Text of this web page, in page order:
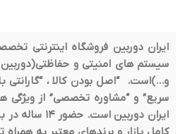
ایران دوربین فروشگاه اینترنتی
سیستم های امنیتی و حفاظتی(دوربین
و…)است. “اصل بودن کالا ، “گارانتی
سریع” و “مشاوره تخصصی” از ویژگی
ایران دوربین